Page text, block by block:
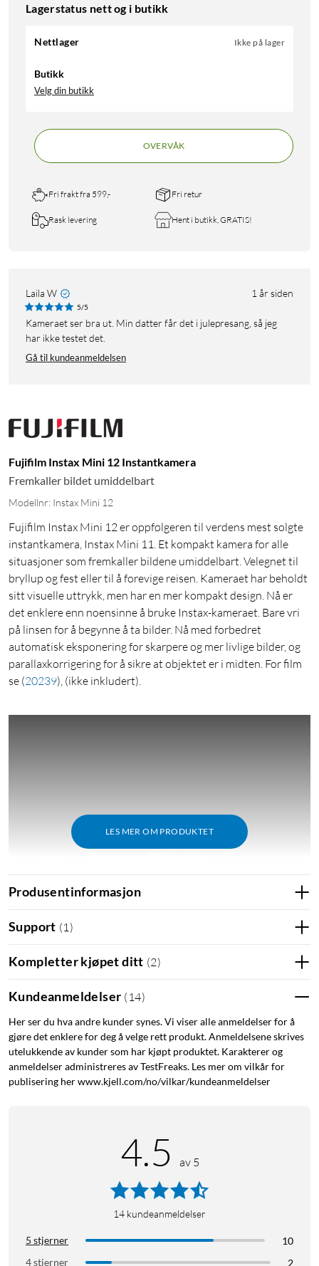
Lagerstatus nett og i butikk
Nettlager Ikke på lager
Butikk
Velg din butikk
OVERVÅK
Fri frakt fra 599,- Fri retur
Rask levering Hent i butikk, GRATIS!
Laila W 1 år siden
5/5
Kameraet ser bra ut. Min datter får det i julepresang, så jeg
har ikke testet det.
Gå til kundeanmeldelsen
Fujifilm Instax Mini 12 Instantkamera
Fremkaller bildet umiddelbart
Modellnr: Instax Mini 12
Fujifilm Instax Mini 12 er oppfølgeren til verdens mest solgte
instantkamera, Instax Mini 11. Et kompakt kamera for alle
situasjoner som fremkaller bildene umiddelbart. Velegnet til
bryllup og fest eller til å forevige reisen. Kameraet har beholdt
sitt visuelle uttrykk, men har en mer kompakt design. Nå er
det enklere enn noensinne å bruke Instax-kameraet. Bare vri
på linsen for å begynne å ta bilder. Nå med forbedret
automatisk eksponering for skarpere og mer livlige bilder, og
parallaxkorrigering for å sikre at objektet er i midten. For film
se (20239) , (ikke inkludert).
LES MER OM PRODUKTET
Funksjoner
Forbedret automatisk eksponering for skarpere og mer
livlige bilder
til bruk.
Parallaxkorrigering sikrer at objektet er i midten.
Raskere utskrifter – tar bare 5 sekunder!
Lett å bruke!
nettopp det bildet du vil. Blitsen tilpasser seg automatisk
etter lysforholdene, selv i Close-up mode.
Film: Fujifilm Instax Mini Instant film(20239
Bildemål: 62x46 mm
Produsentinformasjon
Support (1)
Kompletter kjøpet ditt (2)
Kundeanmeldelser ( 14)
Her ser du hva andre kunder synes. Vi viser alle anmeldelser for å
gjøre det enklere for deg å velge rett produkt. Anmeldelsene skrives
utelukkende av kunder som har kjøpt produktet. Karakterer og
anmeldelser administreres av TestFreaks. Les mer om vilkår for
publisering her www.kjell.com/no/vilkar/kundeanmeldelser
4.5 av 5
14 kundeanmeldelser
5 stjerner
10
4 stjerner
2